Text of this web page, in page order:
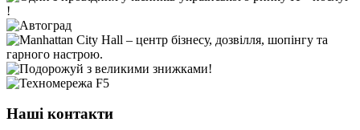
Наші контакти